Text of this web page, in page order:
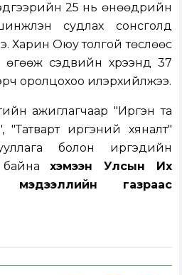
25 нь өнөөдрийн
судлах сонсголд
Харин Оюу толгой төслөөс
өгөөж сэдвийн хүрээнд 37
оролцохоо илэрхийлжээ.
ажиглагчаар "Иргэн та
"Татварт иргэний хяналт"
болон иргэдийн
байнахэмээн Улсын Их
газраас